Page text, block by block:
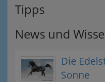
Tipps
News und
Die
Sonne